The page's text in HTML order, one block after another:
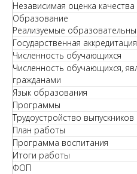
Независимая оценка
Образование
Реализуемые
Государственная аккредитация
Численность обучающихся
Численность обучающихся,
гражданами
Язык образования
Программы
Трудоустройство выпускников
План работы
Программа воспитания
Итоги работы
ФОП